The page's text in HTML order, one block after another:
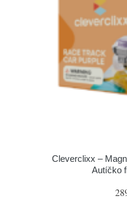
Cleverclixx –
Autíčko